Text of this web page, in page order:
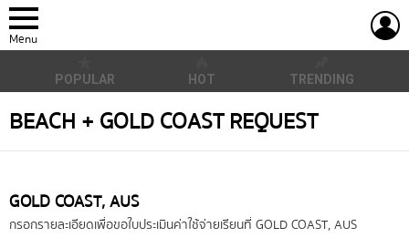
Menu
POPULAR HOT TRENDING
BEACH + GOLD COAST REQUEST
GOLD COAST, AUS
กรอกรายละเอียดเพื่อขอใบประเมินค่าใช้จ่ายเรียนที่ GOLD COAST, AUS